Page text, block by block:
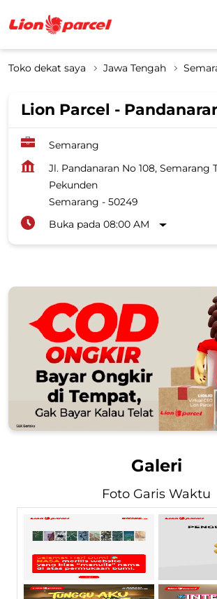
Toko dekat saya Jawa Tengah
Lion Parcel -
Semarang
Jl. Pandanaran No 108, Semarang
Pekunden
Semarang - 50249
Buka pada 08:00 AM
Galeri
Foto Garis Waktu